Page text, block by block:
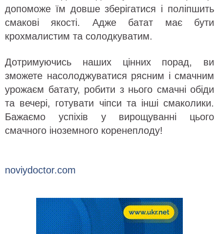
допоможе їм довше зберігатися і поліпшить
смакові якості. Адже батат має бути
крохмалистим та солодкуватим.
Дотримуючись наших цінних порад, ви
зможете насолоджуватися рясним і смачним
урожаєм батату, робити з нього смачні обіди
та вечері, готувати чіпси та інші смаколики.
Бажаємо успіхів у вирощуванні цього
смачного іноземного коренеплоду!
noviydoctor.com